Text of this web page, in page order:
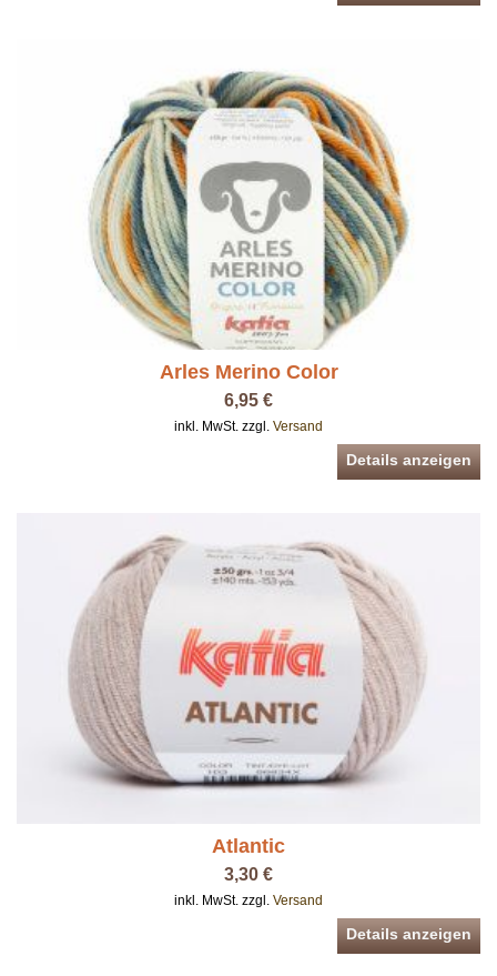
Arles Merino Color
6,95 €
inkl. MwSt. zzgl. Versand
Details anzeigen
Atlantic
3,30 €
inkl. MwSt. zzgl. Versand
Details anzeigen